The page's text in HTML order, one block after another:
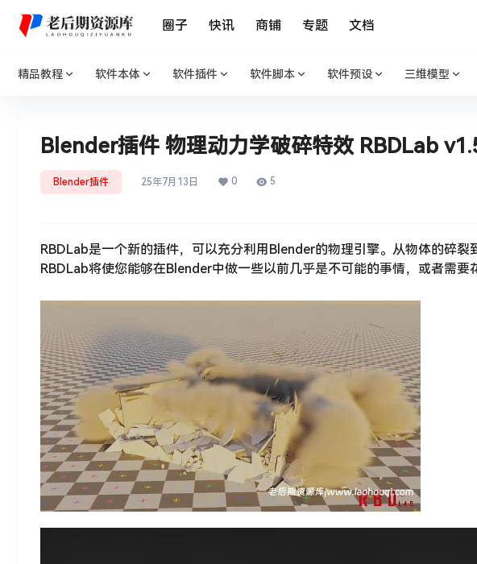
圈子 快讯 商铺 专题 文档
精品教程 软件本体 软件插件 软件脚本 软件预设 三维模型
Blender插件 物理动力学破碎特效 RBDLab
Blender插件 25年7月13日 0 5
RBDLab是一个新的插件，可以充分利用Blender的物理引擎。从物体的碎裂
RBDLab将使您能够在Blender中做一些以前几乎是不可能的事情，或者需要